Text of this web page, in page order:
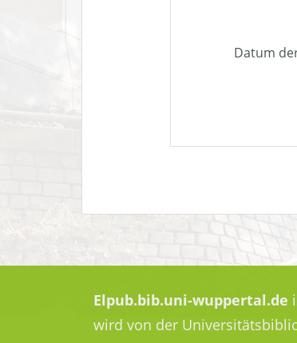
Datum
Elpub.bib.uni-wuppertal.de
wird von der